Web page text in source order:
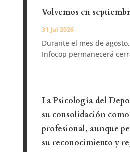
Volvemos en
31 Jul 2026
Durante el mes de
Infocop permanecerá
La Psicología del
su consolidación
profesional, aunque
su reconocimiento y